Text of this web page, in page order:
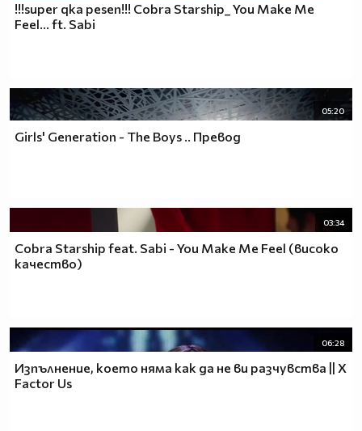
!!!super qka pesen!!! Cobra Starship_ You Make Me
Feel... ft. Sabi
05:20
Girls' Generation - The Boys .. Превод
03:34
Cobra Starship fеаt. Sabi - You Make Me Feel (високо
качество)
06:28
Изпълнение, което няма как да не ви разчувства || X
Factor Us